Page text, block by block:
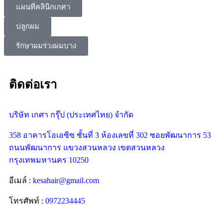
แผนที่คลินิกเกศา
ปลูกผม
รักษาผมร่วงผมบาง
ติดต่อเรา
บริษัท เกศา กรุ๊ป (ประเทศไทย) จำกัด
358 อาคารโอเอซิซ ชั้นที่ 3 ห้องเลขที่ 302 ซอยพัฒนาการ 53
ถนนพัฒนาการ แขวงสวนหลวง เขตสวนหลวง
กรุงเทพมหานคร 10250
อีเมล์ : kesahair@gmail.com
โทรศัพท์ : 0972234445